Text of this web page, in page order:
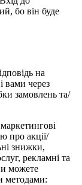
бо він буде
на
вами через
замовлень та/
про акції/
знижки,
рекламні та
можете
методами: